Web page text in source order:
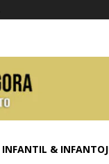
INFANTIL &